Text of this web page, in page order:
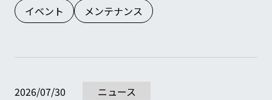
イベント
メンテナンス
2026/07/30
ニュース